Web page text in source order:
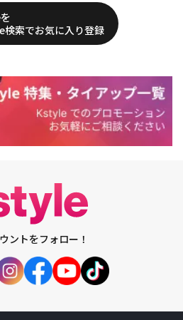
検索でお気に入り登録
ントをフォロー！